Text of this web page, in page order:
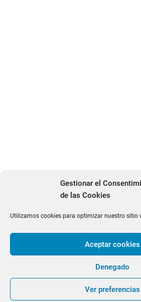
Gestionar el
de las Cookies
Utilizamos cookies para optimizar nuestro sitio
Aceptar cookies
Denegado
Ver preferencias
facebook
GRDMADRID.COM ¡¡SERVIMOS EN 24/48
Freesia| © 2026